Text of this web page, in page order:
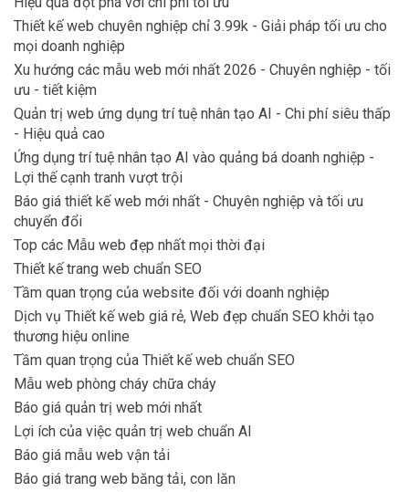
Thiết kế web chuyên nghiệp chỉ 3.99k - Giải pháp tối ưu cho
mọi doanh nghiệp
Xu hướng các mẫu web mới nhất 2026 - Chuyên nghiệp - tối
ưu - tiết kiệm
Quản trị web ứng dụng trí tuệ nhân tạo AI - Chi phí siêu thấp
- Hiệu quả cao
Ứng dụng trí tuệ nhân tạo AI vào quảng bá doanh nghiệp -
Lợi thế cạnh tranh vượt trội
Báo giá thiết kế web mới nhất - Chuyên nghiệp và tối ưu
chuyển đổi
Top các Mẫu web đẹp nhất mọi thời đại
Thiết kế trang web chuẩn SEO
Tầm quan trọng của website đối với doanh nghiệp
Dịch vụ Thiết kế web giá rẻ, Web đẹp chuẩn SEO khởi tạo
thương hiệu online
Tầm quan trọng của Thiết kế web chuẩn SEO
Mẫu web phòng cháy chữa cháy
Báo giá quản trị web mới nhất
Lợi ích của việc quản trị web chuẩn AI
Báo giá mẫu web vận tải
Báo giá trang web băng tải, con lăn